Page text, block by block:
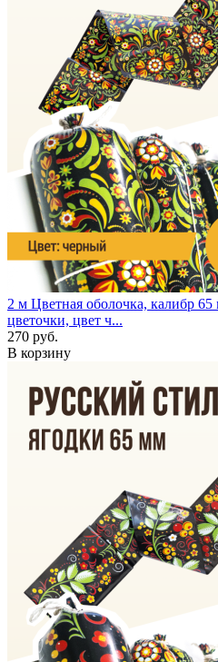
2 м Цветная оболочка, калибр
цветочки, цвет ч...
270 руб.
В корзину